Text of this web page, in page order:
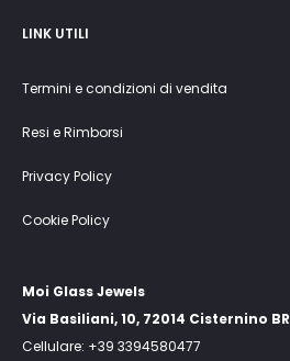
LINK UTILI
Termini e condizioni di vendita
Resi e Rimborsi
Privacy Policy
Cookie Policy
Moi Glass Jewels
Via Basiliani, 10, 72014 Cisternino BR
Cellulare: +39 3394580477